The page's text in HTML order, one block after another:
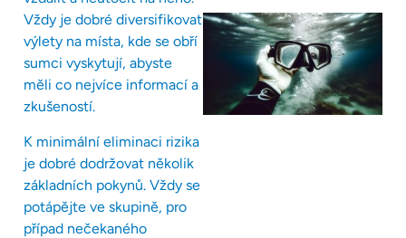
Vždy je dobré diversifikovat
výlety na místa, kde se obří
sumci vyskytují, abyste
měli co nejvíce informací a
zkušeností.
K minimální eliminaci rizika
je dobré dodržovat několik
základních pokynů. Vždy se
potápějte ve skupině, pro
případ nečekaného